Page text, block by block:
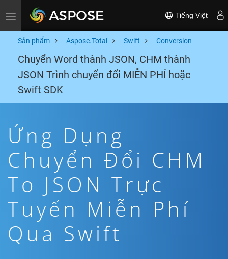
Toggle navigation Tiếng Việt
Sản phẩm Aspose.Total Swift Conversion
Chuyển Word thành JSON, CHM thành
JSON Trình chuyển đổi MIỄN PHÍ hoặc
Swift SDK
Ứng Dụng
Chuyển Đổi CHM
To JSON Trực
Tuyến Miễn Phí
Qua Swift